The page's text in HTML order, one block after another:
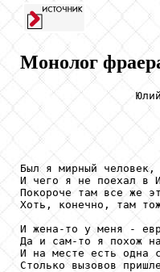
Монолог
Был я мирный
И чего я не поехал в
Покороче там все же
Хоть, конечно, там
И жена-то у меня -
Да и сам-то я похож
И на месте есть одна
Столько вызовов